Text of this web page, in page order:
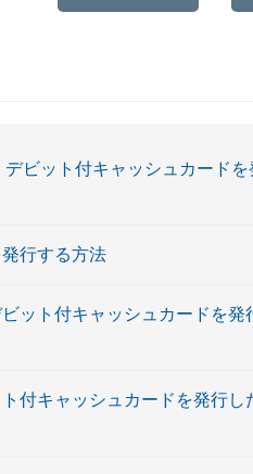
デビット付キャッシュカード
行する方法
ット付キャッシュカードを
付キャッシュカードを発行